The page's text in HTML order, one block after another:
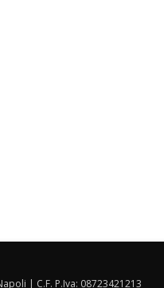
| C.F. P.Iva: 08723421213